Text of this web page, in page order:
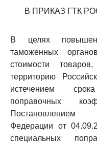
В ПРИКАЗ ГТК
В целях
таможенных
стоимости
территорию
истечением
поправочных
Постановлением
Федерации от
специальных